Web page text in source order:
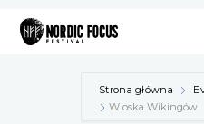
treści
Strona główna
Wioska Wikingów